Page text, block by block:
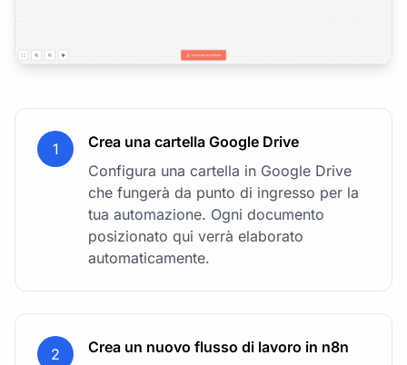
1
Crea una cartella Google Drive
Configura una cartella in Google Drive
che fungerà da punto di ingresso per la
tua automazione. Ogni documento
posizionato qui verrà elaborato
automaticamente.
2
Crea un nuovo flusso di lavoro in n8n